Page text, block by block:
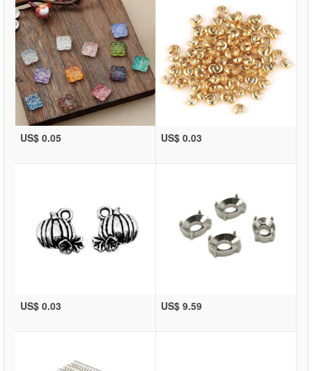
US$ 0.05 US$ 0.03
US$ 0.03 US$ 9.59